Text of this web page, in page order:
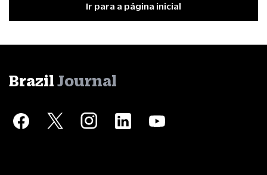
Ir para a página inicial
Brazil Journal